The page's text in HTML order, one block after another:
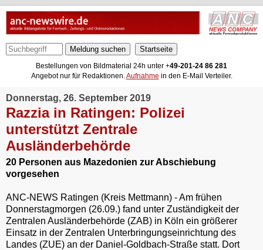
Meldung suchen
Bestellungen von Bildmaterial 24h unter +49-201-24 86 281
Angebot nur für Redaktionen.Aufnahme in den E-Mail Verteiler.
Donnerstag, 26. September 2019
Razzia in Ratingen: Polizei
unterstützt Zentrale
Ausländerbehörde
20 Personen aus Mazedonien zur Abschiebung
vorgesehen
ANC-NEWS Ratingen (Kreis Mettmann) - Am frühen
Donnerstagmorgen (26.09.) fand unter Zuständigkeit der
Zentralen Ausländerbehörde (ZAB) in Köln ein größerer
Einsatz in der Zentralen Unterbringungseinrichtung des
Landes (ZUE) an der Daniel-Goldbach-Straße statt. Dort